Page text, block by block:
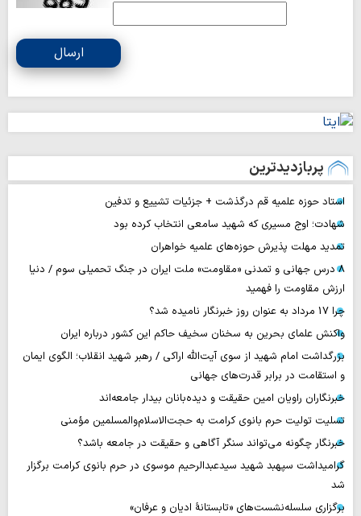
ارسال
پربازدیدترین
استاد حوزه علمیه قم درگذشت + جزئیات تشییع و تدفین
شهادت؛ اوج مسیری که شهید سامعی انتخاب کرده بود
تمدید مهلت پذیرش حوزه‌های علمیه خواهران
۸ درس جهانی و تمدنی «مقاومت» ملت ایران در جنگ تحمیلی سوم / دنیا
ارزش مقاومت را فهمید
چرا 17 مرداد به عنوان روز خبرنگار نامیده شد؟
واکنش علمای بحرین به سخنان سخیف حاکم این کشور درباره ایران
بزرگداشت امام شهید از سوی آیت‌الله اراکی / رهبر شهید انقلاب؛ الگوی ایمان
و استقامت در برابر قدرت‌های جهانی
خبرنگاران راویان امین حقیقت و دیده‌بانان بیدار جامعه‌اند
تسلیت تولیت حرم بانوی کرامت به حجت‌الاسلام‌والمسلمین مؤمنی
خبرنگار چگونه می‌تواند سنگر آگاهی و حقیقت در جامعه باشد؟
گرامیداشت سپهبد شهید سیدعبدالرحیم موسوی در حرم بانوی کرامت برگزار
شد
برگزاری سلسله‌نشست‌های «تابستانهٔ ادیان و عرفان»